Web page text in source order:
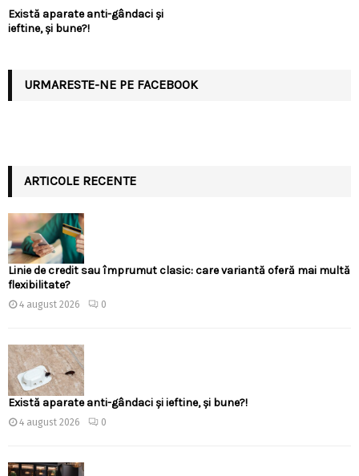
Există aparate anti-gândaci și
ieftine, și bune?!
URMARESTE-NE PE FACEBOOK
ARTICOLE RECENTE
Linie de credit sau împrumut clasic: care variantă oferă mai multă
flexibilitate?
4 august 2026 0
Există aparate anti-gândaci și ieftine, și bune?!
4 august 2026 0